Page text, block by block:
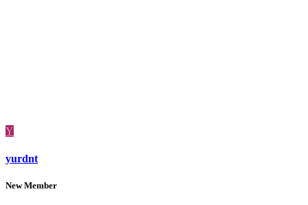
Y
yurdnt
New Member